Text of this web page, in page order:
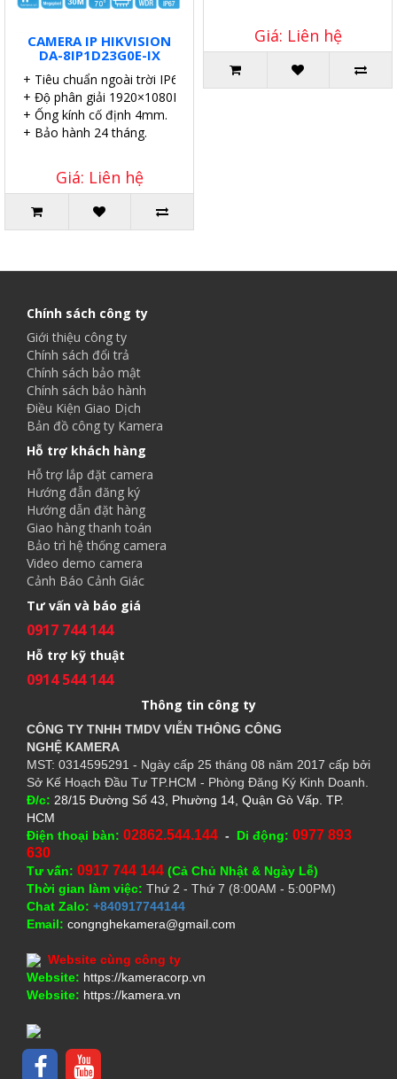
CAMERA IP HIKVISION
DA-8IP1D23G0E-IX
+ Tiêu chuẩn ngoài trời IP67.
+ Độ phân giải 1920×1080P.
+ Ống kính cố định 4mm.
+ Bảo hành 24 tháng.
Giá: Liên hệ
Giá: Liên hệ
Chính sách công ty
Giới thiệu công ty
Chính sách đổi trả
Chính sách bảo mật
Chính sách bảo hành
Điều Kiện Giao Dịch
Bản đồ công ty Kamera
Hỗ trợ khách hàng
Hỗ trợ lắp đặt camera
Hướng đẫn đăng ký
Hướng dẫn đặt hàng
Giao hàng thanh toán
Bảo trì hệ thống camera
Video demo camera
Cảnh Báo Cảnh Giác
Tư vấn và báo giá
0917 744 144
Hỗ trợ kỹ thuật
0914 544 144
Thông tin công ty
CÔNG TY TNHH TMDV VIỄN THÔNG CÔNG
NGHỆ KAMERA
MST: 0314595291 - Ngày cấp 25 tháng 08 năm 2017 cấp bởi
Sở Kế Hoạch Đầu Tư TP.HCM - Phòng Đăng Ký Kinh Doanh.
Đ/c: 28/15 Đường Số 43, Phường 14, Quận Gò Vấp. TP.
HCM
Điện thoại bàn: 02862.544.144 - Di động: 0977 893
630
Tư vấn: 0917 744 144 (Cả Chủ Nhật & Ngày Lễ)
Thời gian làm việc: Thứ 2 - Thứ 7 (8:00AM - 5:00PM)
Chat Zalo: +840917744144
Email: congnghekamera@gmail.com
Website cùng công ty
Website: https://kameracorp.vn
Website: https://kamera.vn